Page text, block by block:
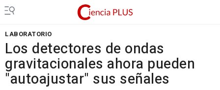
LABORATORIO
Los detectores de ondas
gravitacionales ahora pueden
"autoajustar" sus señales